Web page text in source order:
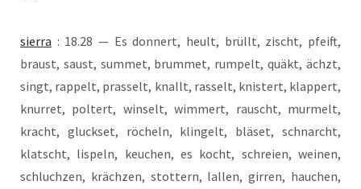
sier­ra : 18.28 — Es don­nert, heult, brüllt, zischt, pfeift,
braust, saust, sum­met, brum­met, rum­pelt, quäkt, ächzt,
singt, rap­pelt, pras­selt, knallt, ras­selt, knis­tert, klap­pert,
knur­ret, pol­tert, win­selt, wim­mert, rauscht, mur­melt,
kracht, gluck­set, röcheln, klin­gelt, blä­set, schnarcht,
klatscht, lis­peln, keu­chen, es kocht, schrei­en, wei­nen,
schluch­zen, kräch­zen, stot­tern, lal­len, gir­ren, hau­chen,